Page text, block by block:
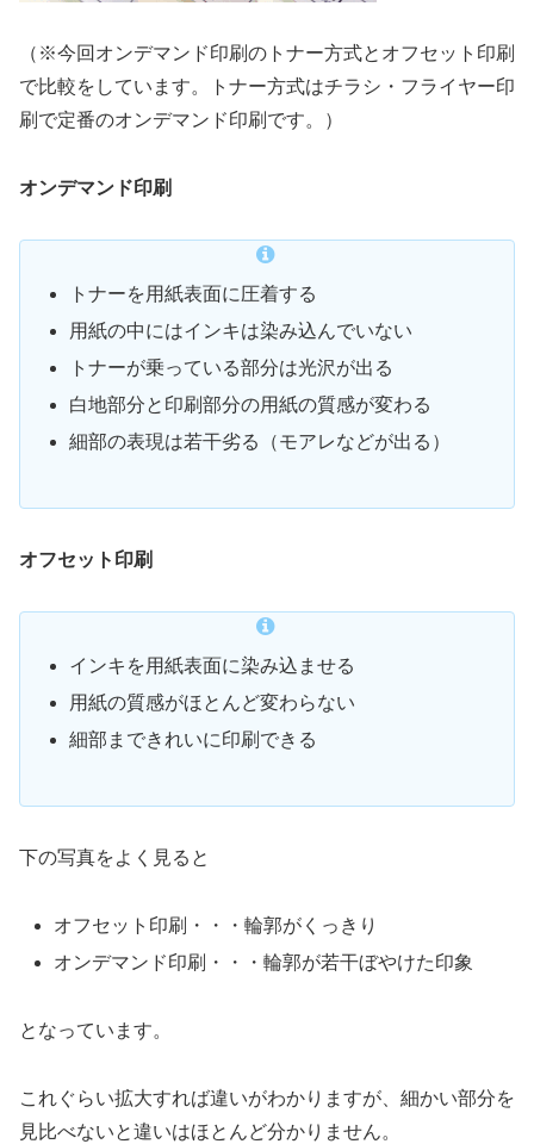
（※今回オンデマンド印刷のトナー方式とオフセット印刷
で比較をしています。トナー方式はチラシ・フライヤー印
刷で定番のオンデマンド印刷です。）
オンデマンド印刷
トナーを用紙表面に圧着する
用紙の中にはインキは染み込んでいない
トナーが乗っている部分は光沢が出る
白地部分と印刷部分の用紙の質感が変わる
細部の表現は若干劣る（モアレなどが出る）
オフセット印刷
インキを用紙表面に染み込ませる
用紙の質感がほとんど変わらない
細部まできれいに印刷できる
下の写真をよく見ると
オフセット印刷・・・輪郭がくっきり
オンデマンド印刷・・・輪郭が若干ぼやけた印象
となっています。
これぐらい拡大すれば違いがわかりますが、細かい部分を
見比べないと違いはほとんど分かりません。